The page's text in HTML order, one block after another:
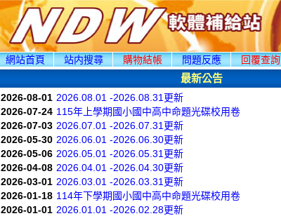
網站首頁 站内搜尋 購物結帳 問題反應 回覆查詢
最新公告
2026-08-01 2026.08.01 -2026.08.31更新
2026-07-24 115年上學期國小國中高中命題光碟校用卷
2026-07-03 2026.07.01 -2026.07.31更新
2026-05-30 2026.06.01 -2026.06.30更新
2026-05-06 2026.05.01 -2026.05.31更新
2026-04-08 2026.04.01 -2026.04.30更新
2026-03-01 2026.03.01 -2026.03.31更新
2026-01-18 114年下學期國小國中高中命題光碟校用卷
2026-01-01 2026.01.01 -2026.02.28更新